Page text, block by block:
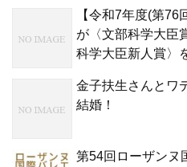
【令和7年度(第
が〈文部科学大臣
科学大臣新人賞〉
金子扶生さんとワ
結婚！
第54回ローザンヌ